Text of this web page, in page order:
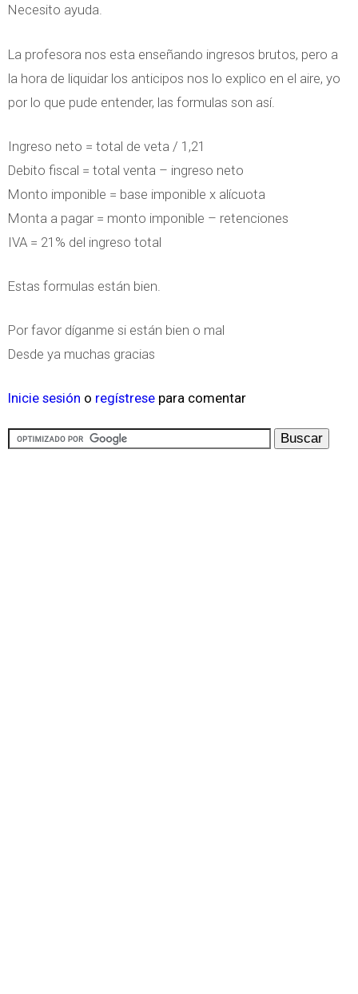
Necesito ayuda.
La profesora nos esta enseñando ingresos brutos, pero a
la hora de liquidar los anticipos nos lo explico en el aire, yo
por lo que pude entender, las formulas son así.
Ingreso neto = total de veta / 1,21
Debito fiscal = total venta – ingreso neto
Monto imponible = base imponible x alícuota
Monta a pagar = monto imponible – retenciones
IVA = 21% del ingreso total
Estas formulas están bien.
Por favor díganme si están bien o mal
Desde ya muchas gracias
Inicie sesión o regístrese para comentar